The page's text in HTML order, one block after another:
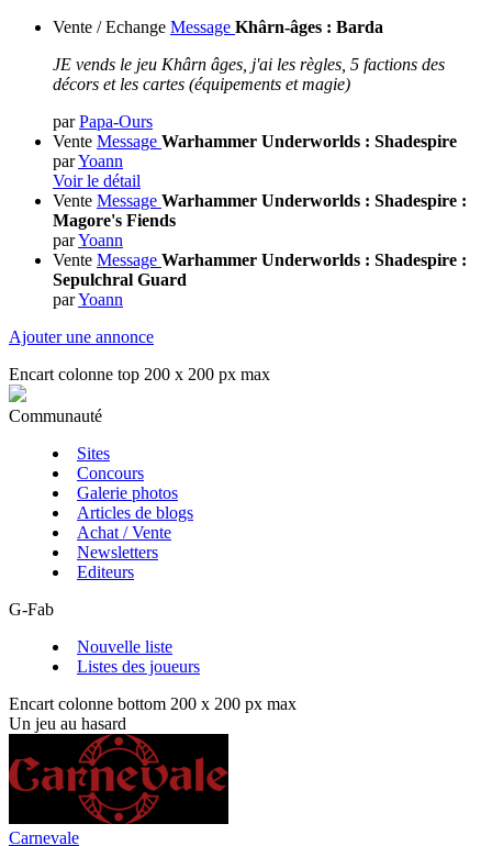
Vente / Echange Message Khârn-âges : Barda
JE vends le jeu Khârn âges, j'ai les règles, 5 factions des
décors et les cartes (équipements et magie)
parPapa-Ours
Vente Message Warhammer Underworlds : Shadespire
parYoann
Voir le détail
Vente Message Warhammer Underworlds : Shadespire :
Magore's Fiends
parYoann
Vente Message Warhammer Underworlds : Shadespire :
Sepulchral Guard
parYoann
Ajouter une annonce
Encart colonne top 200 x 200 px max
Communauté
Sites
Concours
Galerie photos
Articles de blogs
Achat / Vente
Newsletters
Editeurs
G-Fab
Nouvelle liste
Listes des joueurs
Encart colonne bottom 200 x 200 px max
Un jeu au hasard
Carnevale